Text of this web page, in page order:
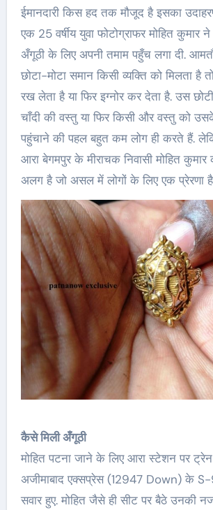
ईमानदारी किस हद तक मौजूद है इसका
एक 25 वर्षीय युवा फोटोग्राफर मोहित कुमार
अँगूठी के लिए अपनी तमाम पहुँच लगा दी.
छोटा-मोटा समान किसी व्यक्ति को मिलता है
रख लेता है या फिर इग्नोर कर देता है. उस
चाँदी की वस्तु या फिर किसी और वस्तु को
पहुंचाने की पहल बहुत कम लोग ही करते हैं.
आरा बेगमपुर के मीराचक निवासी मोहित
अलग है जो असल में लोगों के लिए एक प्रेरणा
कैसे मिली अँगूठी
मोहित पटना जाने के लिए आरा स्टेशन पर
अजीमाबाद एक्सप्रेस (12947 Down) के S-9
सवार हुए. मोहित जैसे ही सीट पर बैठे उनकी